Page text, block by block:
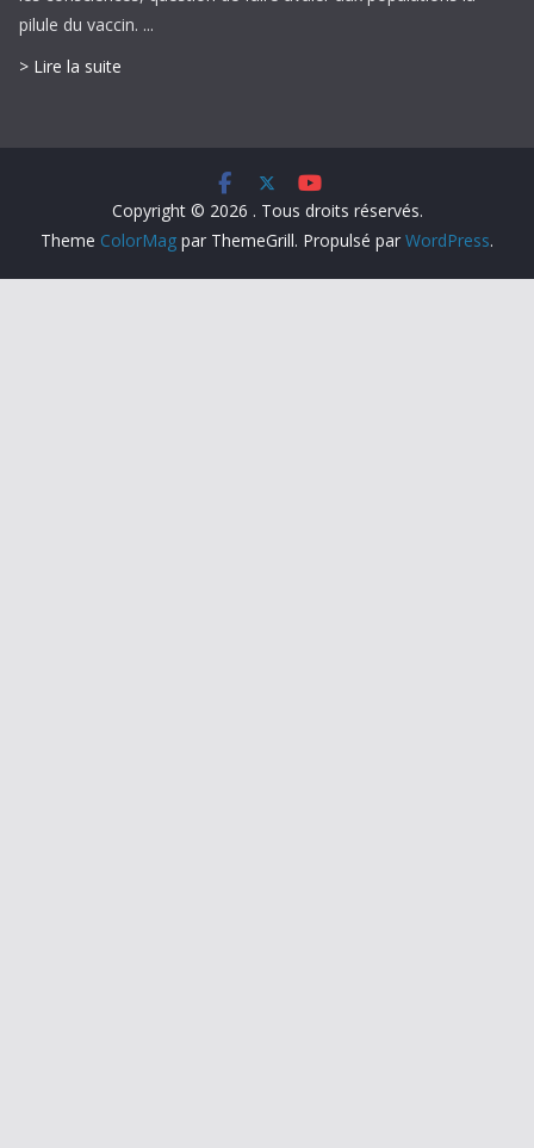
pilule du vaccin. ...
> Lire la suite
Copyright © 2026 . Tous droits réservés.
Theme ColorMag par ThemeGrill. Propulsé par WordPress.